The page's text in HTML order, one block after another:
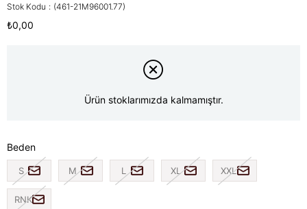
Stok Kodu (461-21M96001.77)
₺0,00
Ürün stoklarımızda kalmamıştır.
Beden
S M L XL XXL
RNK